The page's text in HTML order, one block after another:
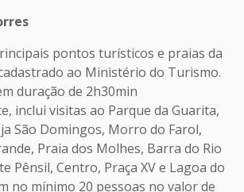
pontos turísticos e praias da
ao Ministério do Turismo.
duração de 2h30min
inclui visitas ao Parque da Guarita,
São Domingos, Morro do Farol,
Praia dos Molhes, Barra do Rio
Pênsil, Centro, Praça XV e Lagoa do
no mínimo 20 pessoas no valor de